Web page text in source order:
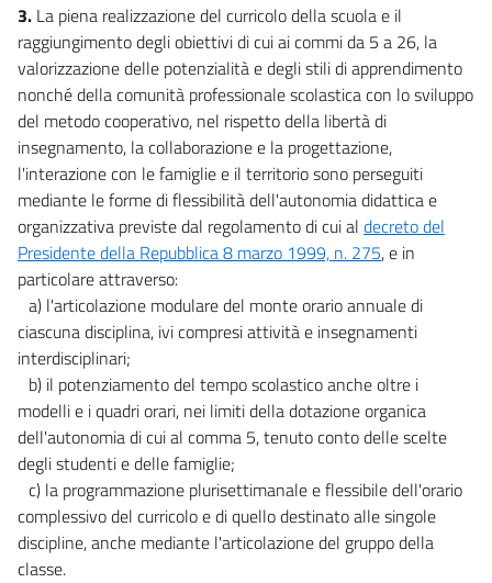
3. La piena realizzazione del curricolo della scuola e il
raggiungimento degli obiettivi di cui ai commi da 5 a 26, la
valorizzazione delle potenzialità e degli stili di apprendimento
nonché della comunità professionale scolastica con lo sviluppo
del metodo cooperativo, nel rispetto della libertà di
insegnamento, la collaborazione e la progettazione,
l'interazione con le famiglie e il territorio sono perseguiti
mediante le forme di flessibilità dell'autonomia didattica e
organizzativa previste dal regolamento di cui al decreto del
Presidente della Repubblica 8 marzo 1999, n. 275, e in
particolare attraverso:
a) l'articolazione modulare del monte orario annuale di
ciascuna disciplina, ivi compresi attività e insegnamenti
interdisciplinari;
b) il potenziamento del tempo scolastico anche oltre i
modelli e i quadri orari, nei limiti della dotazione organica
dell'autonomia di cui al comma 5, tenuto conto delle scelte
degli studenti e delle famiglie;
c) la programmazione plurisettimanale e flessibile dell'orario
complessivo del curricolo e di quello destinato alle singole
discipline, anche mediante l'articolazione del gruppo della
classe.